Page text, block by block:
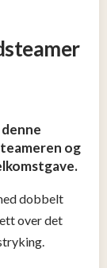
og
dobbelt
over det